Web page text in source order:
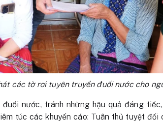
các tờ rơi tuyên truyền đuối nước cho
nước, tránh những hậu quả đáng
túc các khuyến cáo: Tuân thủ tuyệt đối